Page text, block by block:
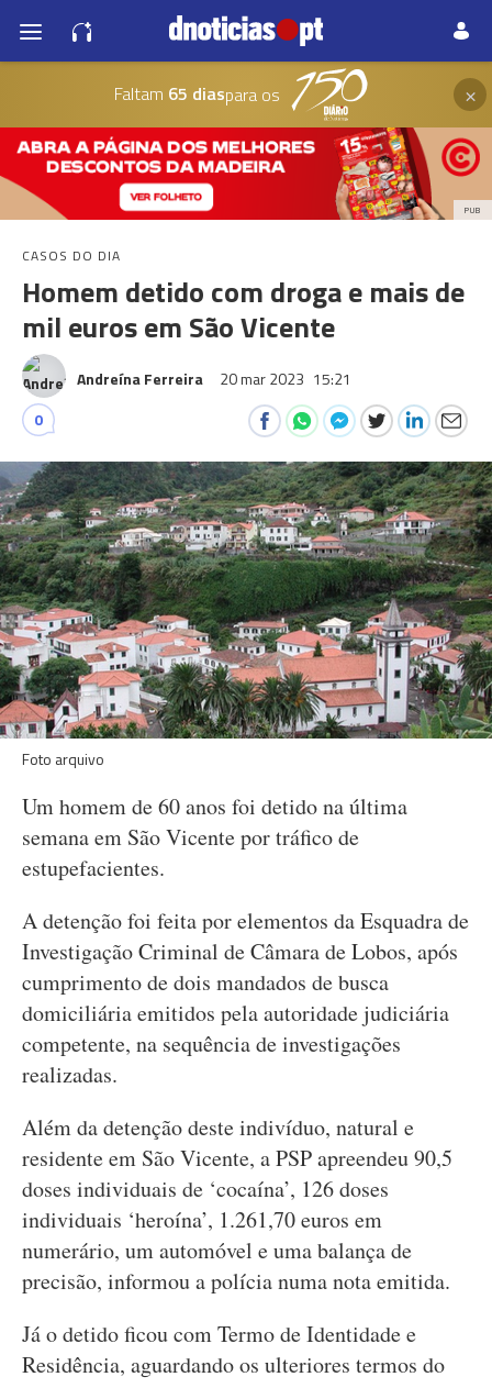
Faltam 65 diaspara os ×
PUB
CASOS DO DIA
Homem detido com droga e mais de
mil euros em São Vicente
Andreína Ferreira 20 mar 2023 15:21
0
Foto arquivo
Um homem de 60 anos foi detido na última
semana em São Vicente por tráfico de
estupefacientes.
A detenção foi feita por elementos da Esquadra de
Investigação Criminal de Câmara de Lobos, após
cumprimento de dois mandados de busca
domiciliária emitidos pela autoridade judiciária
competente, na sequência de investigações
realizadas.
Além da detenção deste indivíduo, natural e
residente em São Vicente, a PSP apreendeu 90,5
doses individuais de ‘cocaína’, 126 doses
individuais ‘heroína’, 1.261,70 euros em
numerário, um automóvel e uma balança de
precisão, informou a polícia numa nota emitida.
Já o detido ficou com Termo de Identidade e
Residência, aguardando os ulteriores termos do